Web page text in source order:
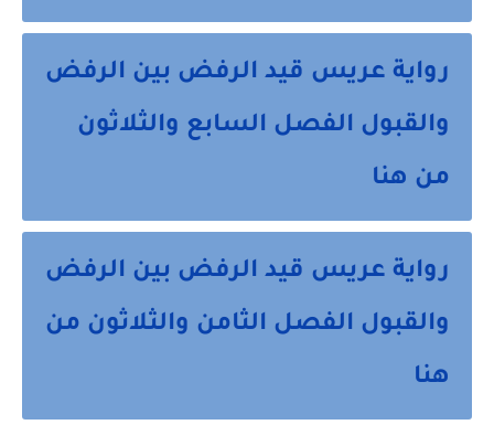
رواية عريس قيد الرفض بين الرفض
والقبول الفصل السابع والثلاثون
من هنا
رواية عريس قيد الرفض بين الرفض
والقبول الفصل الثامن والثلاثون من
هنا